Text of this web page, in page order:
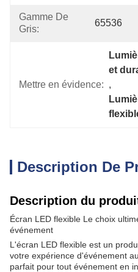
Gamme De
Gris:
65536
Mettre en évidence:
et
,
Description De
Description du
Écran LED flexible Le choix
événement
L'écran LED flexible est un
votre expérience d'événement
parfait pour tout événement en